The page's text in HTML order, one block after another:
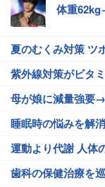
体重
夏のむくみ対策 ツ
紫外線対策がビタ
母が娘に減量強要
睡眠時の悩みを解
運動より代謝 人体
歯科の保健治療を